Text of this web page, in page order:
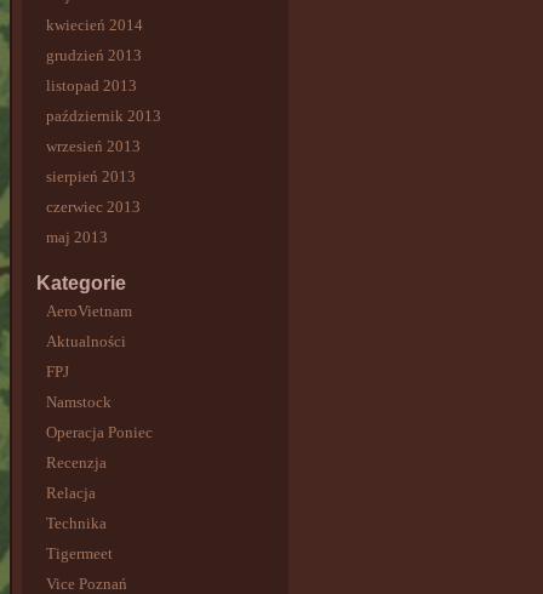
kwiecień 2014
grudzień 2013
listopad 2013
październik 2013
wrzesień 2013
sierpień 2013
czerwiec 2013
maj 2013
Kategorie
AeroVietnam
Aktualności
FPJ
Namstock
Operacja Poniec
Recenzja
Relacja
Technika
Tigermeet
Vice Poznań